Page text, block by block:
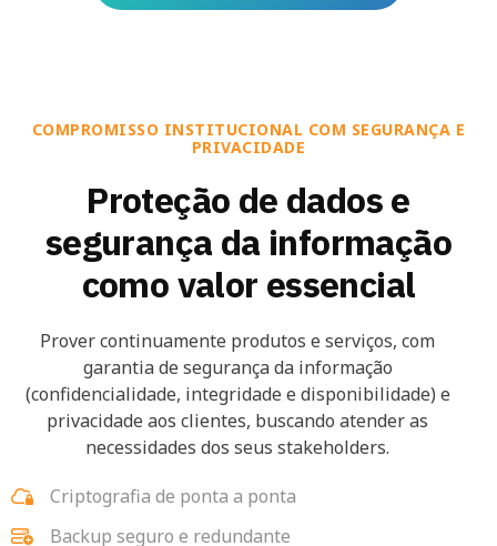
COMPROMISSO INSTITUCIONAL COM SEGURANÇA E
PRIVACIDADE
Proteção de dados e
segurança da informação
como valor essencial
Prover continuamente produtos e serviços, com
garantia de segurança da informação
(confidencialidade, integridade e disponibilidade) e
privacidade aos clientes, buscando atender as
necessidades dos seus stakeholders.
Criptografia de ponta a ponta
Backup seguro e redundante